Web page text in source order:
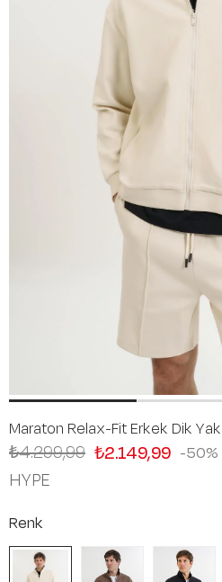
Maraton Relax-Fit Erkek Dik
50
₺4.299,99 ₺2.149,99
HYPE
Renk